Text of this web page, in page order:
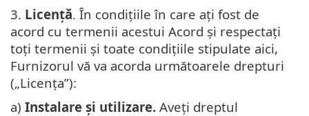
3. Licență. În condițiile în care ați fost de
acord cu termenii acestui Acord și respectați
toți termenii și toate condițiile stipulate aici,
Furnizorul vă va acorda următoarele drepturi
(„Licența”):
a) Instalare și utilizare. Aveți dreptul